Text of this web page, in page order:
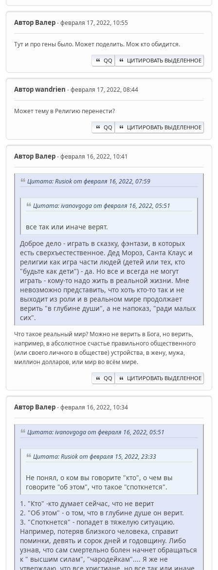
Автор Валер- февраля 17, 2022, 10:55
Тут и про гены было. Может поделить. Мож кто обидится.
QQ ЦИТИРОВАТЬ ВЫДЕЛЕННОЕ
Авторwandrien - февраля 17, 2022, 08:44
Может тему в Религию перенести?
QQ ЦИТИРОВАТЬ ВЫДЕЛЕННОЕ
Автор Валер- февраля 16, 2022, 10:41
Цитата: Rusiok от февраля 16, 2022, 07:59
Цитата: ivanovgoga от февраля 16, 2022, 05:51
все так или иначе верят.
Доброе дело - играть в сказку, фэнтази, в которых
есть сверхъестественное. Дед Мороз, Санта Клаус и
религии как игра части людей (детей или тех, кто
"будьте как дети") - да. Но все и всегда не могут
играть - кому-то надо жить в реальной жизни. Мне
невозможно представить, что хоть кто-то так и не
выходит из роли и в реальном мире продолжает
верить "в глубине души", а не напоказ, "ради малых
сих".
Что такое реальный мир? Можно не верить в Бога, но верить,
например, в абсолютное счастье правильного общественного
(или своего личного в обществе) устройства, в жену, мужа,
миллион долларов, или мир во всём мире.
QQ ЦИТИРОВАТЬ ВЫДЕЛЕННОЕ
Автор Валер- февраля 16, 2022, 10:34
Цитата: ivanovgoga от февраля 16, 2022, 05:51
Цитата: Rusiok от февраля 15, 2022, 23:33
Не понял, о ком вы говорите "кто", о чем вы
говорите "об этом", что такое "споткнется".
1. "Кто" -кто думает сейчас, что не верит
2. "Об этом" - о том, что в глубине душе он верит.
3. "Споткнется" - попадет в тяжелую ситуацию.
Например, потеряв близкого человека, справит
поминки, девять и сорок дней и годовщину. Либо
узнав, что сам смертельно болен начнет обращаться
к " высшим силам", "чародейкам".... Я же не